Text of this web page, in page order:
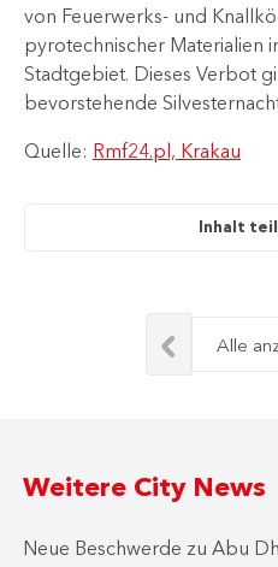
von Feuerwerks- und
pyrotechnischer Materialien
Stadtgebiet. Dieses Verbot
bevorstehende
Quelle: Rmf24.pl, Krakau
Inhalt
Alle
Weitere City News
Neue Beschwerde zu Abu